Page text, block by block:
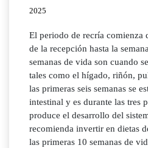
2025
El periodo de recría comienza
de la recepción hasta la
semanas de vida son cuando
tales como el hígado, riñón,
las primeras seis semanas se
intestinal y es durante las tres
produce el desarrollo del
recomienda invertir en dietas
las primeras 10 semanas de